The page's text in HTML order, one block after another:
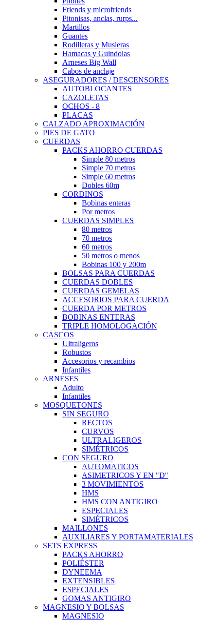
Friends y microfriends
Pitonisas, anclas, rurps...
Martillos
Guantes
Rodilleras y Musleras
Hamacas y Guindolas
Arneses Big Wall
Cabos de anclaje
ASEGURADORES / DESCENSORES
AUTOBLOCANTES
CAZOLETAS
OCHOS - 8
PLACAS
CALZADO APROXIMACIÓN
PIES DE GATO
CUERDAS
PACKS AHORRO CUERDAS
Simple 80 metros
Simple 70 metros
Simple 60 metros
Dobles 60m
CORDINOS
Bobinas enteras
Por metros
CUERDAS SIMPLES
80 metros
70 metros
60 metros
50 metros o menos
Bobinas 100 y 200m
BOLSAS PARA CUERDAS
CUERDAS DOBLES
CUERDAS GEMELAS
ACCESORIOS PARA CUERDA
CUERDA POR METROS
BOBINAS ENTERAS
TRIPLE HOMOLOGACIÓN
CASCOS
Ultraligeros
Robustos
Accesorios y recambios
Infantiles
ARNESES
Adulto
Infantiles
MOSQUETONES
SIN SEGURO
RECTOS
CURVOS
ULTRALIGEROS
SIMÉTRICOS
CON SEGURO
AUTOMATICOS
ASIMETRICOS Y EN "D"
3 MOVIMIENTOS
HMS
HMS CON ANTIGIRO
ESPECIALES
SIMÉTRICOS
MAILLONES
AUXILIARES Y PORTAMATERIALES
SETS EXPRESS
PACKS AHORRO
POLIÉSTER
DYNEEMA
EXTENSIBLES
ESPECIALES
GOMAS ANTIGIRO
MAGNESIO Y BOLSAS
MAGNESIO